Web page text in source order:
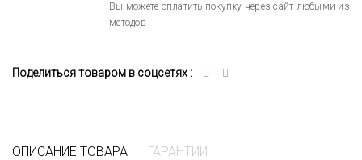
Вы можете оплатить покупку через сайт любыми из
методов
Поделиться товаром в соцсетях :
ОПИСАНИЕ ТОВАРА ГАРАНТИИ